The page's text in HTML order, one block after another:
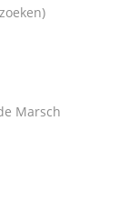
Marsch